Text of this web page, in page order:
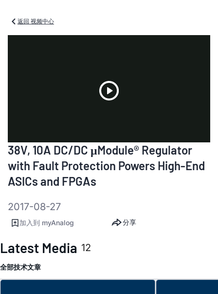
返回 视频中心
Video
38V, 10A DC/DC μModule® Regulator
with Fault Protection Powers High-End
ASICs and FPGAs
2017-08-27
加入到 myAnalog 分享
Latest Media 12
全部技术文章